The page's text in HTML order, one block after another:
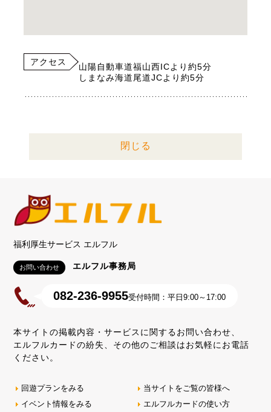
アクセス
山陽自動車道福山西ICより約5分
しまなみ海道尾道JCより約5分
閉じる
福利厚生サービス エルフル
お問い合わせ エルフル事務局
082-236-9955受付時間：平日9:00～17:00
本サイトの掲載内容・サービスに関するお問い合わせ、
エルフルカードの紛失、その他のご相談はお気軽にお電話
ください。
回遊プランをみる
イベント情報をみる
当サイトをご覧の皆様へ
エルフルカードの使い方